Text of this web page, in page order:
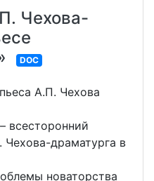
Чехова-
DOC
А.П. Чехова
всесторонний
Чехова-драматурга в
новаторства